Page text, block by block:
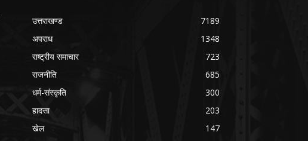
उत्तराखण्ड
7189
अपराध
1348
राष्ट्रीय समाचार
723
राजनीति
685
धर्म-संस्कृति
300
हादसा
203
खेल
147